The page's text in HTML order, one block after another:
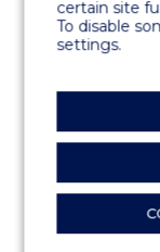
BRISE-
LAMES
(m)
Largeur
certain site
To disable
settings.